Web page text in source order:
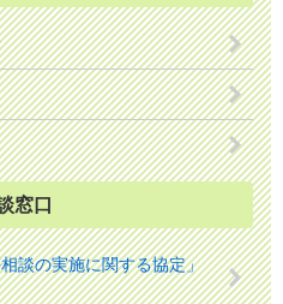
窓口
談の実施に関する協定」